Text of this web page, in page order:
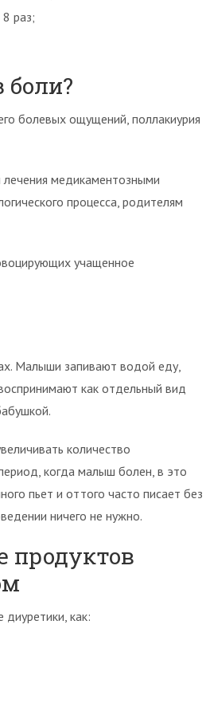
раз;
боли?
болевых ощущений, поллакиурия
лечения медикаментозными
процесса, родителям
учащенное
Малыши запивают водой еду,
как отдельный вид
количество
когда малыш болен, в это
пьет и оттого часто писает без
ничего не нужно.
продуктов
как: